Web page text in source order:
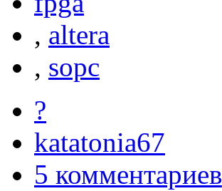
, altera
, sopc
?
katatonia67
5 комментариев